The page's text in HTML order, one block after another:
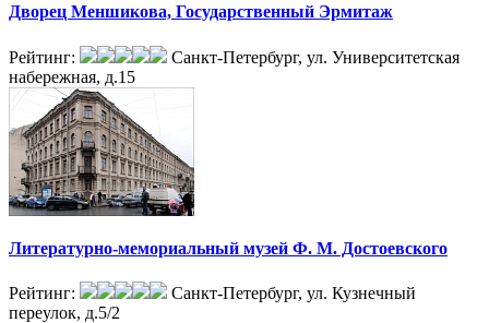
Дворец Меншикова, Государственный Эрмитаж
Рейтинг:
Санкт-Петербург, ул. Университетская
набережная, д.15
Литературно-мемориальный музей Ф. М. Достоевского
Рейтинг:
Санкт-Петербург, ул. Кузнечный
переулок, д.5/2